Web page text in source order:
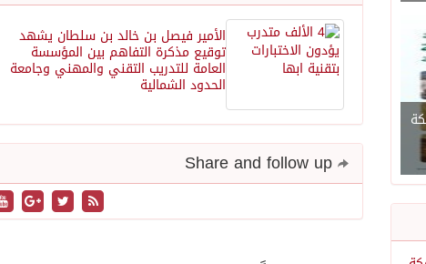
الأمير فيصل بن خالد بن سلطان يشهد
توقيع مذكرة التفاهم بين المؤسسة
العامة للتدريب التقني والمهني وجامعة
الحدود الشمالية